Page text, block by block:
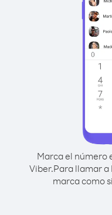
Marca el número
Viber.Para llamar a
marca como